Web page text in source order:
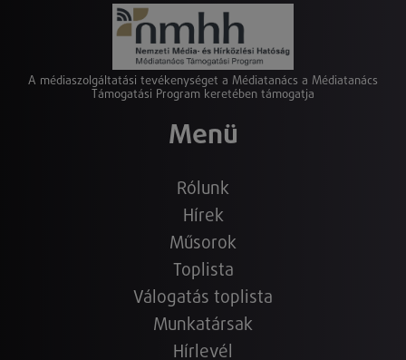
A médiaszolgáltatási tevékenységet a Médiatanács a Médiatanács
Támogatási Program keretében támogatja
Menü
Rólunk
Hírek
Műsorok
Toplista
Válogatás toplista
Munkatársak
Hírlevél